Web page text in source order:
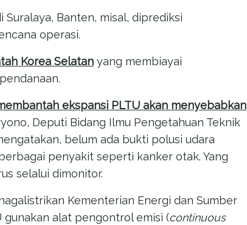
Suralaya, Banten, misal, diprediksi
operasi.
Korea Selatan yang membiayai
ekspansi PLTU akan menyebabkan
Deputi Bidang Ilmu Pengetahuan Teknik
belum ada bukti polusi udara
penyakit seperti kanker otak. Yang
selalui dimonitor.
Kementerian Energi dan Sumber
gunakan alat pengontrol emisi (continuous